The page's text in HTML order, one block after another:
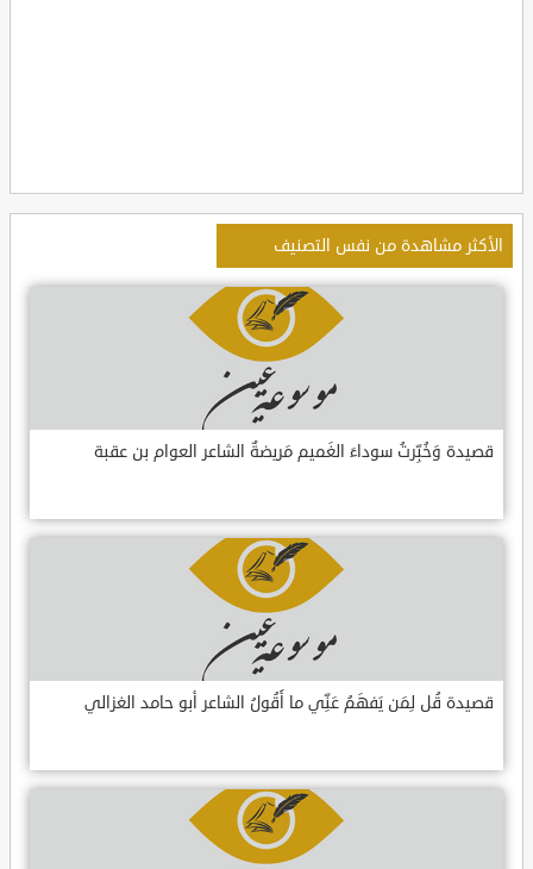
الأكثر مشاهدة من نفس التصنيف
قصيدة وَخُبِّرتُ سوداءَ الغَميم مَريضةٌ الشاعر العوام بن عقبة
قصيدة قُل لِمَن يَفهَمُ عَنِّي ما أَقُولُ الشاعر أبو حامد الغزالي